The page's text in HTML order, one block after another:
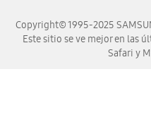
Copyright© 1995-2025
Este sitio se ve mejor en las
Safari y